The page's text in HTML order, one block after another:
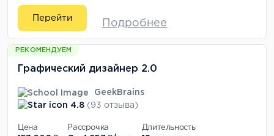
Перейти
Подробнее
РЕКОМЕНДУЕМ
Графический дизайнер 2.0
GeekBrains
4.8 (93 отзыва)
Цена Рассрочка Длительность